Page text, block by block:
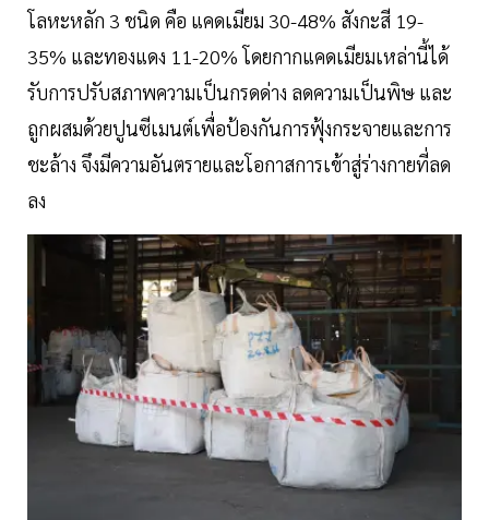
โลหะหลัก 3 ชนิด คือ แคดเมียม 30-48% สังกะสี 19-
35% และทองแดง 11-20% โดยกากแคดเมียมเหล่านี้ได้
รับการปรับสภาพความเป็นกรดด่าง ลดความเป็นพิษ และ
ถูกผสมด้วยปูนซีเมนต์เพื่อป้องกันการฟุ้งกระจายและการ
ชะล้าง จึงมีความอันตรายและโอกาสการเข้าสู่ร่างกายที่ลด
ลง